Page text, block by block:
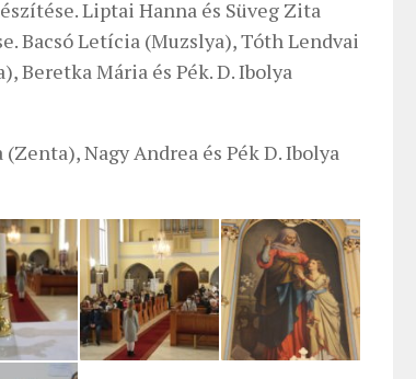
Liptai Hanna és Süveg Zita
Bacsó Letícia (Muzslya), Tóth Lendvai
Beretka Mária és Pék. D. Ibolya
(Zenta), Nagy Andrea és Pék D. Ibolya